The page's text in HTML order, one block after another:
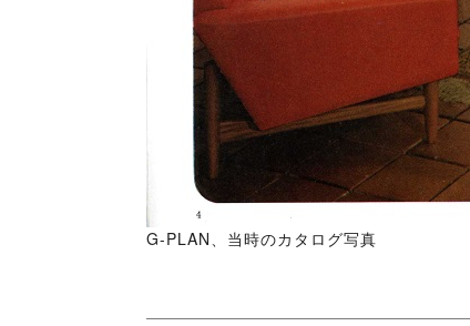
G-PLAN、当時のカタログ写真